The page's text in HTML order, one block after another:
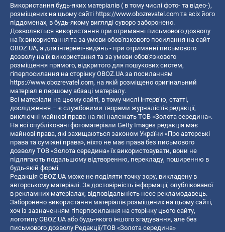
Використання будь-яких матеріалів ( в тому числі фото- та відео-),
розміщених на цьому сайті https://www.obozrevatel.com та всіх його
піддоменах, в будь-якому вигляді суворо заборонено.
Дозволяється використання при отриманні письмового дозволу
на їх використання та за умови обов'язкового посилання на сайт
OBOZ.UA, а для інтернет-видань - при отриманні письмового
дозволу на їх використання та за умови обов'язкового
розміщення прямого, відкритого для пошукових систем,
гіперпосилання на сторінку OBOZ.UA за посиланням
https://www.obozrevatel.com, на якій розміщено оригінальний
матеріал в першому абзаці матеріалу.
Всі матеріали на цьому сайті, в тому числі інтерв’ю, статті,
дослідження – є службовими творами журналістів редакції,
виключні майнові права на які належать ТОВ «Золота середина».
На всі опубліковані фотоматеріали Getty Images редакція має
майнові права, які захищаються законом України «Про авторські
права та суміжні права», ніхто не має права без письмового
дозволу ТОВ «Золота середина» їх використовувати, вони не
підлягають подальшому відтворенню, перекладу, поширенню в
будь-якій формі.
Редакція OBOZ.UA може не поділяти точку зору, викладену в
авторському матеріалі. За достовірність інформації, опублікованої
в рекламних матеріалах, відповідальність несе рекламодавець.
Заборонено використання матеріалів розміщених на цьому сайті,
хоч із зазначенням гіперпосилання на сторінку цього сайту,
логотипу OBOZ.UA або будь-якого іншого згадування, але без
письмового дозволу Редакції/ТОВ «Золота середина»